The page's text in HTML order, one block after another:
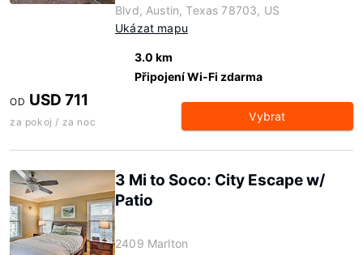
Blvd, Austin, Texas 78703, US
Ukázat mapu
3.0 km
Připojení Wi-Fi zdarma
OD USD 711
za pokoj / za noc Vybrat
3 Mi to Soco: City Escape w/
Patio
2409 Marlton